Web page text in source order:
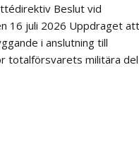
Beslut vid
16 juli 2026 Uppdraget att
i anslutning till
totalförsvarets militära del